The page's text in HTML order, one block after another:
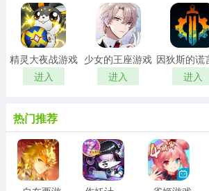
精灵大夜战游戏
进入
少女的王座游戏
进入
进入
热门推荐